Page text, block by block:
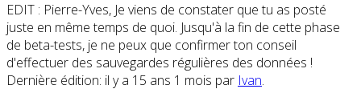
EDIT : Pierre-Yves, Je viens de constater que tu as posté
juste en même temps de quoi. Jusqu'à la fin de cette phase
de beta-tests, je ne peux que confirmer ton conseil
d'effectuer des sauvegardes régulières des données !
Dernière édition: il y a 15 ans 1 mois par Ivan.